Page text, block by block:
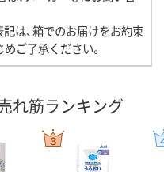
記は、箱でのお届けをお約束
ご了承ください。
れ筋ランキング